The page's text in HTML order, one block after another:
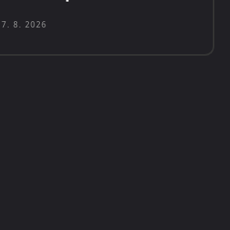
7. 8. 2026